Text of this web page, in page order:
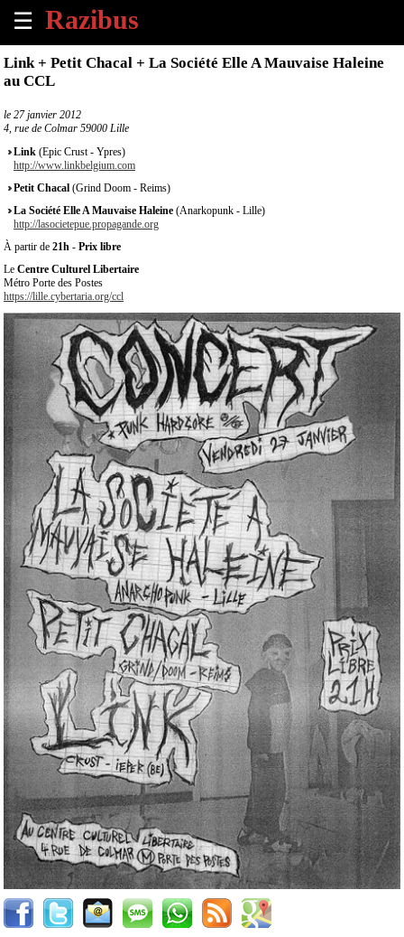
☰
×
Accueil
Tous
les
évènements
venir
un
évènement
Contact
À
propos
Link + Petit Chacal + La Société Elle A Mauvaise Haleine
au CCL
le 27 janvier 2012
4, rue de Colmar 59000 Lille
Link (Epic Crust - Ypres)
http://www.linkbelgium.com
Petit Chacal (Grind Doom - Reims)
La Société Elle A Mauvaise Haleine (Anarkopunk - Lille)
http://lasocietepue.propagande.org
À partir de 21h - Prix libre
Le Centre Culturel Libertaire
Métro Porte des Postes
https://lille.cybertaria.org/ccl